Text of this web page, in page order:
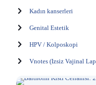
Kadın kanserleri
Genital Estetik
HPV / Kolposkopi
Vnotes (Izsiz Vajinal